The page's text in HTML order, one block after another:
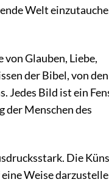
Welt
Glauben, Liebe,
der Bibel, von den
Jedes Bild ist ein
der Menschen des
Die
Weise